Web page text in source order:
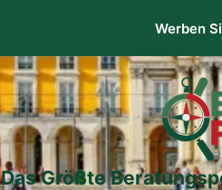
Werben
Das Größte